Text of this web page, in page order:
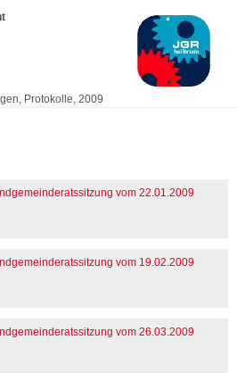
, Protokolle, 2009
vom 22.01.2009
vom 19.02.2009
vom 26.03.2009